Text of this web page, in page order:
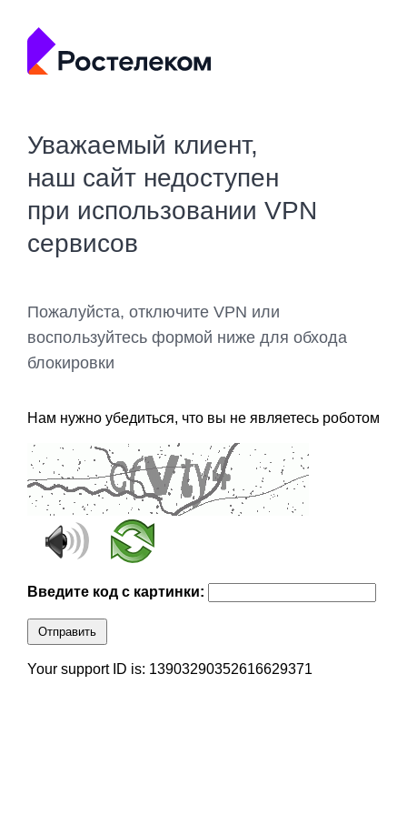
Уважаемый клиент,
наш сайт недоступен
при использовании VPN
сервисов
Пожалуйста, отключите VPN или
воспользуйтесь формой ниже для обхода
блокировки
Нам нужно убедиться, что вы не являетесь роботом
Введите код с картинки:
Отправить
Your support ID is: 13903290352616629371